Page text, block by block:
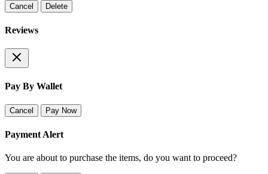
Cancel Delete
Reviews
Pay By Wallet
Cancel Pay Now
Payment Alert
You are about to purchase the items, do you want to proceed?